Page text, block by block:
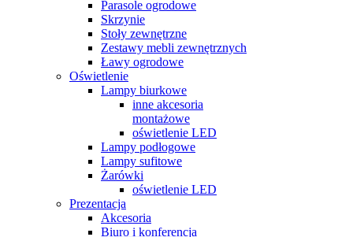
Parasole ogrodowe
Skrzynie
Stoły zewnętrzne
Zestawy mebli zewnętrznych
Ławy ogrodowe
Oświetlenie
Lampy biurkowe
inne akcesoria
montażowe
oświetlenie LED
Lampy podłogowe
Lampy sufitowe
Żarówki
oświetlenie LED
Prezentacja
Akcesoria
Biuro i konferencja